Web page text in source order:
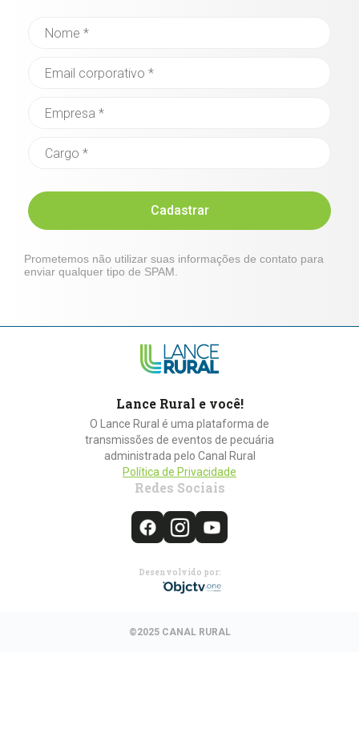
Cadastrar
Prometemos não utilizar suas informações de contato para
enviar qualquer tipo de SPAM.
Lance Rural e você!
O Lance Rural é uma plataforma de
transmissões de eventos de pecuária
administrada pelo Canal Rural
Política de Privacidade
Redes Sociais
Desenvolvido por:
©2025 CANAL RURAL